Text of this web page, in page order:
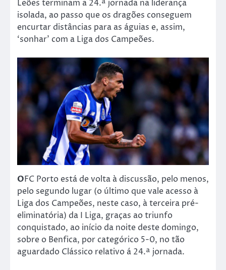
Leões terminam a 24.ª jornada na liderança
isolada, ao passo que os dragões conseguem
encurtar distâncias para as águias e, assim,
‘sonhar’ com a Liga dos Campeões.
OFC Porto está de volta à discussão, pelo menos,
pelo segundo lugar (o último que vale acesso à
Liga dos Campeões, neste caso, à terceira pré-
eliminatória) da I Liga, graças ao triunfo
conquistado, ao início da noite deste domingo,
sobre o Benfica, por categórico 5-0, no tão
aguardado Clássico relativo á 24.ª jornada.